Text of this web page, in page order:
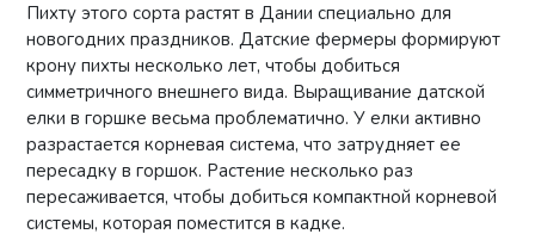
Пихту этого сорта растят в Дании специально для
новогодних праздников. Датские фермеры формируют
крону пихты несколько лет, чтобы добиться
симметричного внешнего вида. Выращивание датской
елки в горшке весьма проблематично. У елки активно
разрастается корневая система, что затрудняет ее
пересадку в горшок. Растение несколько раз
пересаживается, чтобы добиться компактной корневой
системы, которая поместится в кадке.